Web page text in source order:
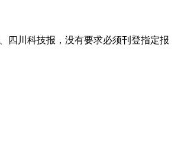
四川科技报，没有要求必须刊登指定报